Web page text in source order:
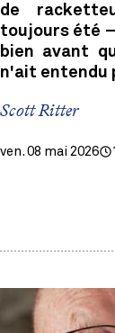
de
toujours été
bien avant
n'ait entendu
Scott Ritter
ven. 08 mai 2026